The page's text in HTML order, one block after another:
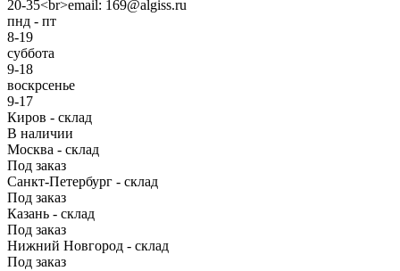
20-35<br>email: 169@algiss.ru
пнд - пт
8-19
суббота
9-18
воскрсенье
9-17
Киров - склад
В наличии
Москва - склад
Под заказ
Санкт-Петербург - склад
Под заказ
Казань - склад
Под заказ
Нижний Новгород - склад
Под заказ